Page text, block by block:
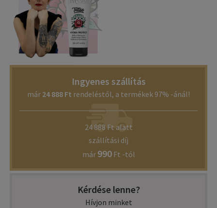
Ingyenes szállítás
már 24 888 Ft rendeléstől, a termékek 97% -ánál!
24 888 Ft alatt
szállítási díj
már 990Ft -tól
Kérdése lenne?
Hívjon minket